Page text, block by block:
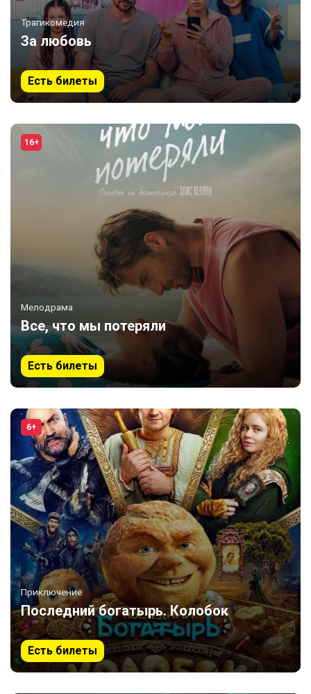
Трагикомедия
За любовь
Есть билеты
16+
Мелодрама
Все, что мы потеряли
Есть билеты
6+
Приключение
Последний богатырь. Колобок
Есть билеты